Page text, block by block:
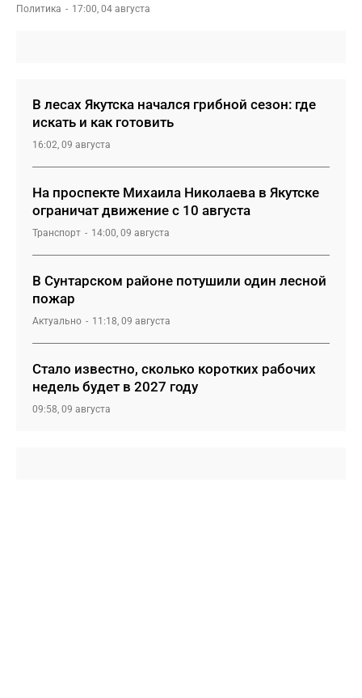
Политика 17:00, 04 августа
В лесах Якутска начался грибной сезон: где
искать и как готовить
16:02, 09 августа
На проспекте Михаила Николаева в Якутске
ограничат движение с 10 августа
Транспорт 14:00, 09 августа
В Сунтарском районе потушили один лесной
пожар
Актуально 11:18, 09 августа
Стало известно, сколько коротких рабочих
недель будет в 2027 году
09:58, 09 августа